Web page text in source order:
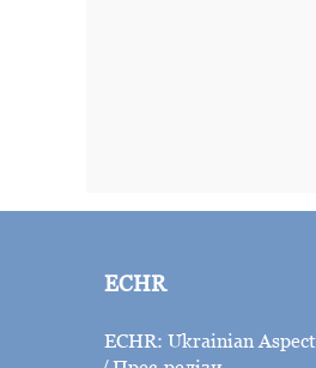
ECHR
ECHR: Ukrainian Aspect